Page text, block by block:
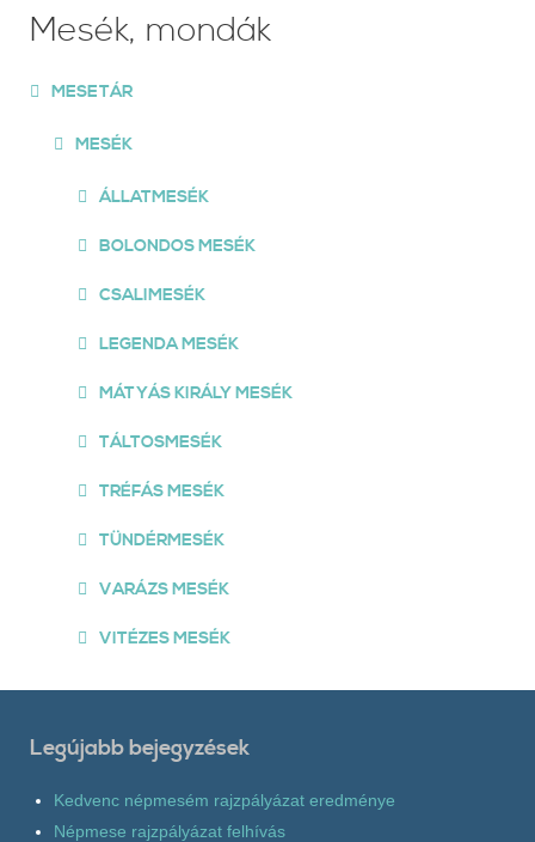
Mesék, mondák
MESETÁR
MESÉK
ÁLLATMESÉK
BOLONDOS MESÉK
CSALIMESÉK
LEGENDA MESÉK
MÁTYÁS KIRÁLY MESÉK
TÁLTOSMESÉK
TRÉFÁS MESÉK
TÜNDÉRMESÉK
VARÁZS MESÉK
VITÉZES MESÉK
Legújabb bejegyzések
Kedvenc népmesém rajzpályázat eredménye
Népmese rajzpályázat felhívás